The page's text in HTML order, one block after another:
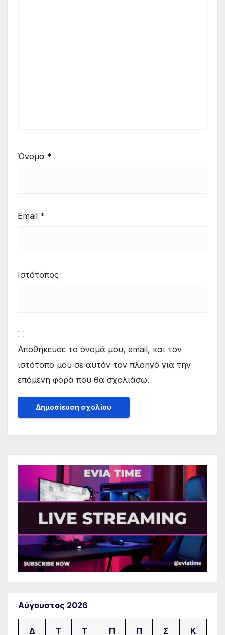
Όνομα *
Email *
Ιστότοπος
Αποθήκευσε το όνομά μου, email, και τον
ιστότοπο μου σε αυτόν τον πλοηγό για την
επόμενη φορά που θα σχολιάσω.
Αύγουστος 2026
Δ Τ Τ Π Π Σ Κ